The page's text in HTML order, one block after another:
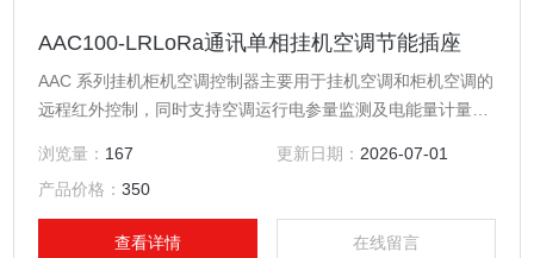
AAC100-LRLoRa通讯单相挂机空调节能插座
AAC 系列挂机柜机空调控制器主要用于挂机空调和柜机空调的
远程红外控制，同时支持空调运行电参量监测及电能量计量功
能。LoRa通讯单相挂机空调节能插座
浏览量： 167 更新日期： 2026-07-01
产品价格：350
查看详情 在线留言